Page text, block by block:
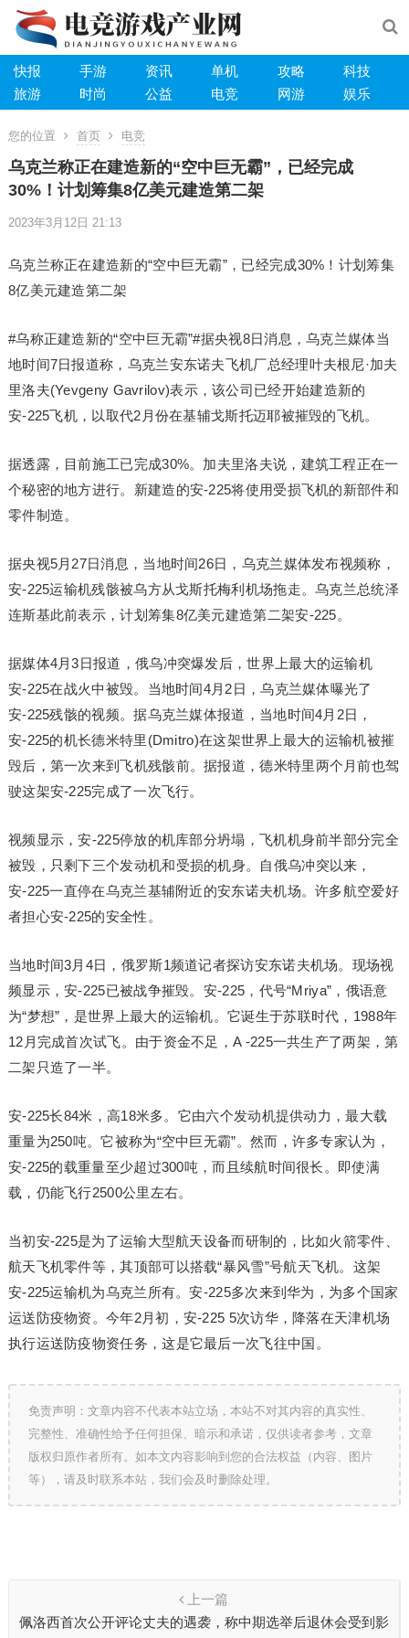
快报 手游 资讯 单机 攻略
科技
旅游
时尚 公益 电竞 网游 娱乐
您的位置 首页 电竞
乌克兰称正在建造新的“空中巨无霸”，已经完成
30%！计划筹集8亿美元建造第二架
2023年3月12日 21:13
乌克兰称正在建造新的“空中巨无霸”，已经完成30%！计划筹集
8亿美元建造第二架
#乌称正建造新的“空中巨无霸”#据央视8日消息，乌克兰媒体当
地时间7日报道称，乌克兰安东诺夫飞机厂总经理叶夫根尼·加夫
里洛夫(Yevgeny Gavrilov)表示，该公司已经开始建造新的
安-225飞机，以取代2月份在基辅戈斯托迈耶被摧毁的飞机。
据透露，目前施工已完成30%。加夫里洛夫说，建筑工程正在一
个秘密的地方进行。新建造的安-225将使用受损飞机的新部件和
零件制造。
据央视5月27日消息，当地时间26日，乌克兰媒体发布视频称，
安-225运输机残骸被乌方从戈斯托梅利机场拖走。乌克兰总统泽
连斯基此前表示，计划筹集8亿美元建造第二架安-225。
据媒体4月3日报道，俄乌冲突爆发后，世界上最大的运输机
安-225在战火中被毁。当地时间4月2日，乌克兰媒体曝光了
安-225残骸的视频。据乌克兰媒体报道，当地时间4月2日，
安-225的机长德米特里(Dmitro)在这架世界上最大的运输机被摧
毁后，第一次来到飞机残骸前。据报道，德米特里两个月前也驾
驶这架安-225完成了一次飞行。
视频显示，安-225停放的机库部分坍塌，飞机机身前半部分完全
被毁，只剩下三个发动机和受损的机身。自俄乌冲突以来，
安-225一直停在乌克兰基辅附近的安东诺夫机场。许多航空爱好
者担心安-225的安全性。
当地时间3月4日，俄罗斯1频道记者探访安东诺夫机场。现场视
频显示，安-225已被战争摧毁。安-225，代号“Mriya”，俄语意
为“梦想”，是世界上最大的运输机。它诞生于苏联时代，1988年
12月完成首次试飞。由于资金不足，A -225一共生产了两架，第
二架只造了一半。
安-225长84米，高18米多。它由六个发动机提供动力，最大载
重量为250吨。它被称为“空中巨无霸”。然而，许多专家认为，
安-225的载重量至少超过300吨，而且续航时间很长。即使满
载，仍能飞行2500公里左右。
当初安-225是为了运输大型航天设备而研制的，比如火箭零件、
航天飞机零件等，其顶部可以搭载“暴风雪”号航天飞机。这架
安-225运输机为乌克兰所有。安-225多次来到华为，为多个国家
运送防疫物资。今年2月初，安-225 5次访华，降落在天津机场
执行运送防疫物资任务，这是它最后一次飞往中国。
免责声明：文章内容不代表本站立场，本站不对其内容的真实性、
完整性、准确性给予任何担保、暗示和承诺，仅供读者参考，文章
版权归原作者所有。如本文内容影响到您的合法权益（内容、图片
等），请及时联系本站，我们会及时删除处理。
上一篇
佩洛西首次公开评论丈夫的遇袭，称中期选举后退休会受到影